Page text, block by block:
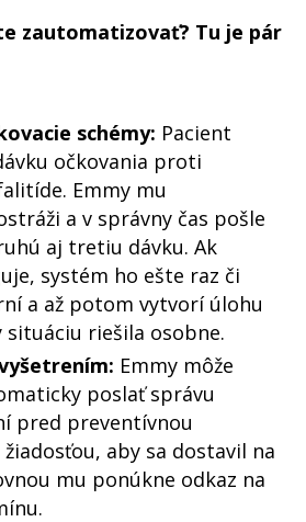
zautomatizovať? Tu je pár
schémy: Pacient
očkovania proti
Emmy mu
a v správny čas pošle
aj tretiu dávku. Ak
systém ho ešte raz či
a až potom vytvorí úlohu
riešila osobne.
Emmy môže
poslať správu
pred preventívnou
aby sa dostavil na
mu ponúkne odkaz na